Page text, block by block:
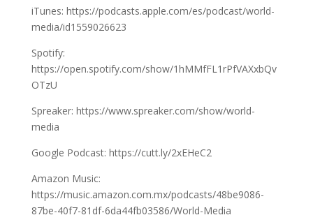
iTunes: https://podcasts.apple.com/es/podcast/world-
media/id1559026623
Spotify:
https://open.spotify.com/show/1hMMfFL1rPfVAXxbQv
OTzU
Spreaker: https://www.spreaker.com/show/world-
media
Google Podcast: https://cutt.ly/2xEHeC2
Amazon Music:
https://music.amazon.com.mx/podcasts/48be9086-
87be-40f7-81df-6da44fb03586/World-Media